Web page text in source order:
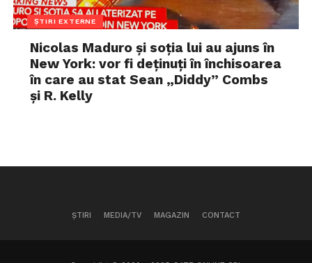
ȘTIRI EXTERNE
Nicolas Maduro și soția lui au ajuns în
New York: vor fi deținuți în închisoarea
în care au stat Sean „Diddy” Combs
și R. Kelly
ȘTIRI MEDIA/TV MAGAZIN CONTACT